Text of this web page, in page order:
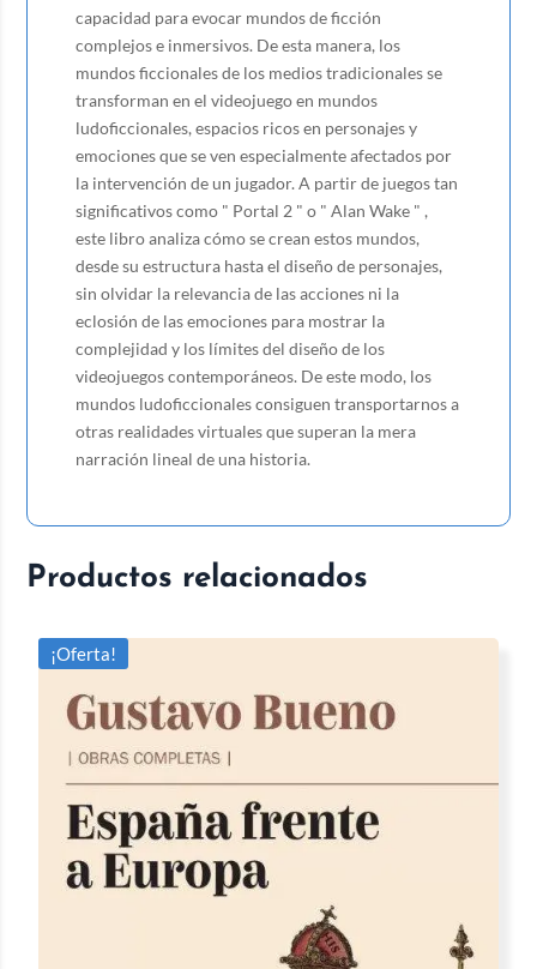
capacidad para evocar mundos de ficción
complejos e inmersivos. De esta manera, los
mundos ficcionales de los medios tradicionales se
transforman en el videojuego en mundos
ludoficcionales, espacios ricos en personajes y
emociones que se ven especialmente afectados por
la intervención de un jugador. A partir de juegos tan
significativos como " Portal 2 " o " Alan Wake " ,
este libro analiza cómo se crean estos mundos,
desde su estructura hasta el diseño de personajes,
sin olvidar la relevancia de las acciones ni la
eclosión de las emociones para mostrar la
complejidad y los límites del diseño de los
videojuegos contemporáneos. De este modo, los
mundos ludoficcionales consiguen transportarnos a
otras realidades virtuales que superan la mera
narración lineal de una historia.
Productos relacionados
¡Oferta!